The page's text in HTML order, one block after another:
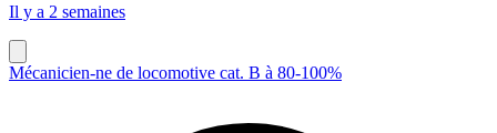
Il y a 2 semaines
Mécanicien-ne de locomotive cat. B à 80-100%